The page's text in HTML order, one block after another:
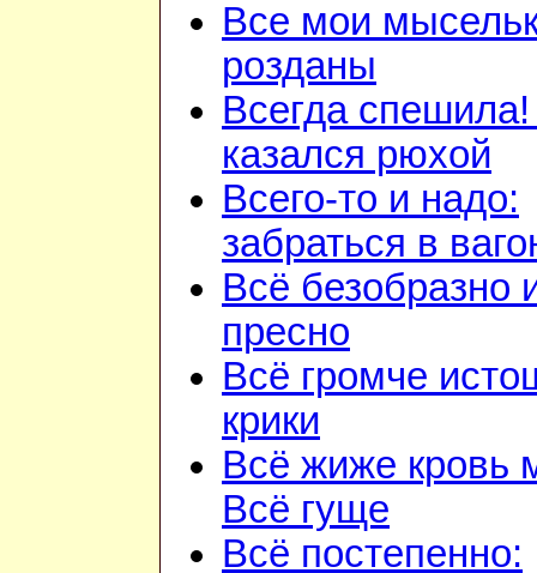
Все мои
розданы
Всегда
казался рюхой
Всего-то и надо:
забраться в
Всё безобразно
пресно
Всё громче
крики
Всё жиже кровь
Всё гуще
Всё постепенно: